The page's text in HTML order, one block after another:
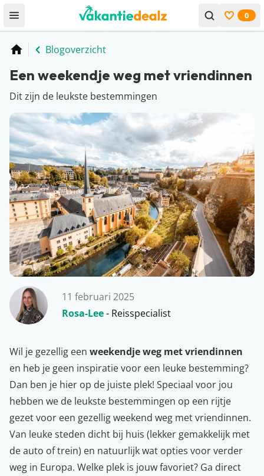
Open menu Bekijk
0
Home
Blogoverzicht
Een weekendje weg met vriendinnen
Dit zijn de leukste bestemmingen
11 februari 2025
Rosa-Lee- Reisspecialist
Wil je gezellig een weekendje weg met vriendinnen
en heb je geen inspiratie voor een leuke bestemming?
Dan ben je hier op de juiste plek! Speciaal voor jou
hebben we de leukste bestemmingen op een rijtje
gezet voor een gezellig weekend weg met vriendinnen.
Van leuke steden dicht bij huis (lekker gemakkelijk met
de auto of trein) en natuurlijk wat opties voor verder
weg in Europa. Welke plek is jouw favoriet? Ga direct